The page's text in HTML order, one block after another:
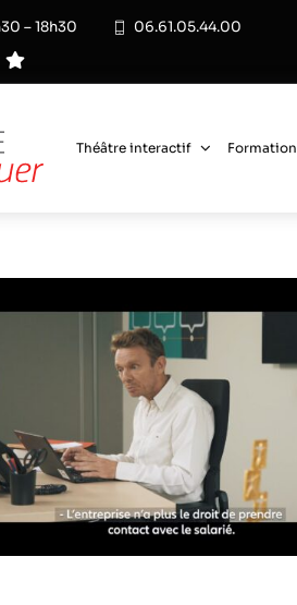
– 18h30 06.61.05.44.00
Théâtre interactif Formation